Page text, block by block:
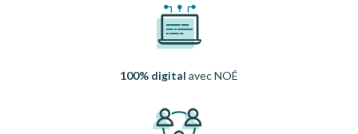
100% digital avec NOÉ